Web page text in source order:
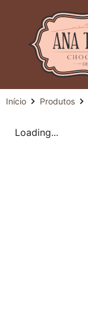
Início Produtos
Loading...